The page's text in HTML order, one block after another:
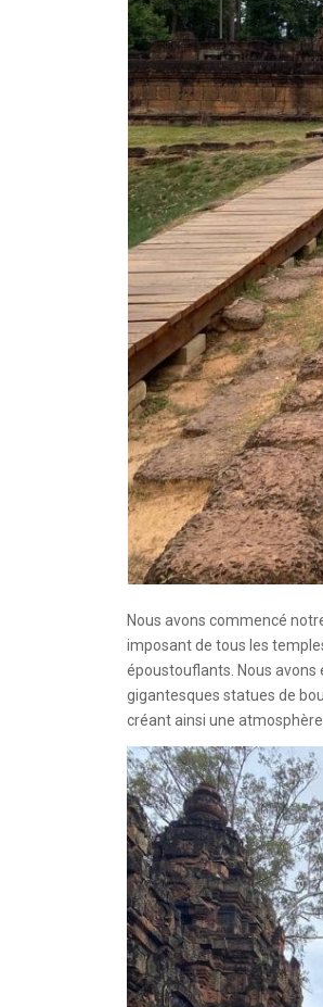
Nous avons commencé
imposant de tous les
époustouflants. Nous avons
gigantesques statues de
créant ainsi une